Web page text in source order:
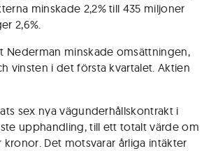
minskade 2,2% till 435 miljoner
2,6%.
Nederman minskade omsättningen,
vinsten i det första kvartalet. Aktien
sex nya vägunderhållskontrakt i
upphandling, till ett totalt värde om
kronor. Det motsvarar årliga intäkter